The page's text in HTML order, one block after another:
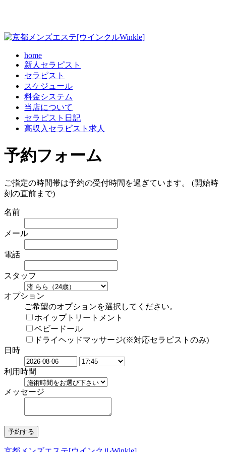
home
新人セラピスト
セラピスト
スケジュール
料金システム
当店について
セラピスト日記
高収入セラピスト求人
予約フォーム
ご指定の時間帯は予約の受付時間を過ぎています。 (開始時
刻の直前まで)
名前
メール
電話
スタッフ
オプション
ご希望のオプションを選択してください。
ホイップトリートメント
ベビードール
ドライヘッドマッサージ(※対応セラピストのみ)
日時
利用時間
メッセージ